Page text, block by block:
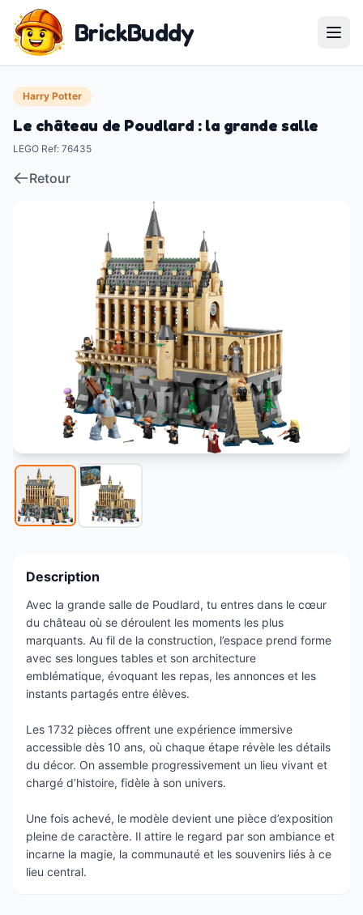
BrickBuddy
Harry Potter
Le château de Poudlard : la grande salle
LEGO Ref: 76435
Retour
Description
Avec la grande salle de Poudlard, tu entres dans le cœur
du château où se déroulent les moments les plus
marquants. Au fil de la construction, l’espace prend forme
avec ses longues tables et son architecture
emblématique, évoquant les repas, les annonces et les
instants partagés entre élèves.
Les 1732 pièces offrent une expérience immersive
accessible dès 10 ans, où chaque étape révèle les détails
du décor. On assemble progressivement un lieu vivant et
chargé d’histoire, fidèle à son univers.
Une fois achevé, le modèle devient une pièce d’exposition
pleine de caractère. Il attire le regard par son ambiance et
incarne la magie, la communauté et les souvenirs liés à ce
lieu central.